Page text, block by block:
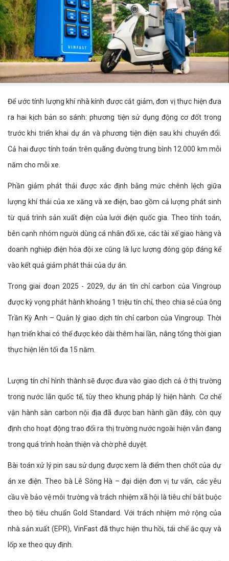
Để ước tính lượng khí nhà kính được cắt giảm, đơn vị thực hiện đưa
ra hai kịch bản so sánh: phương tiện sử dụng động cơ đốt trong
trước khi triển khai dự án và phương tiện điện sau khi chuyển đổi.
Cả hai được tính toán trên quãng đường trung bình 12.000 km mỗi
năm cho mỗi xe.
Phần giảm phát thải được xác định bằng mức chênh lệch giữa
lượng khí thải của xe xăng và xe điện, bao gồm cả lượng phát sinh
từ quá trình sản xuất điện của lưới điện quốc gia. Theo tính toán,
bên cạnh nhóm người dùng cá nhân đổi xe, các tài xế giao hàng và
doanh nghiệp điện hóa đội xe cũng là lực lượng đóng góp đáng kể
vào kết quả giảm phát thải của dự án.
Trong giai đoạn 2025 - 2029, dự án tín chỉ carbon của Vingroup
được kỳ vọng phát hành khoảng 1 triệu tín chỉ, theo chia sẻ của ông
Trần Kỳ Anh – Quản lý giao dịch tín chỉ carbon của Vingroup. Thời
hạn triển khai có thể được kéo dài thêm hai lần, nâng tổng thời gian
thực hiện lên tối đa 15 năm.
Lượng tín chỉ hình thành sẽ được đưa vào giao dịch cả ở thị trường
trong nước lẫn quốc tế, tùy theo khung pháp lý hiện hành. Cơ chế
vận hành sàn carbon nội địa đã được ban hành gần đây, còn quy
định cho hoạt động trao đổi ra thị trường nước ngoài hiện vẫn đang
trong quá trình hoàn thiện và chờ phê duyệt.
Bài toán xử lý pin sau sử dụng được xem là điểm then chốt của dự
án xe điện. Theo bà Lê Sông Hà – đại diện đơn vị tư vấn, các yêu
cầu về bảo vệ môi trường và trách nhiệm xã hội là tiêu chí bắt buộc
theo bộ tiêu chuẩn Gold Standard. Với trách nhiệm mở rộng của
nhà sản xuất (EPR), VinFast đã thực hiện thu hồi, tái chế ắc quy và
lốp xe theo quy định.